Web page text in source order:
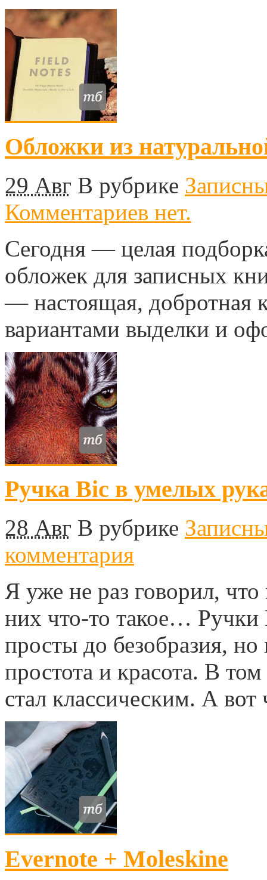
Обложки из
29 Авг В рубрике
Комментариев нет.
Сегодня — целая
обложек для записных
— настоящая, добротная
вариантами выделки и
Ручка Bic в умелых
28 Авг В рубрике
комментария
Я уже не раз говорил,
них что-то такое…
просты до безобразия,
простота и красота. В
стал классическим. А
Evernote + Moleskine